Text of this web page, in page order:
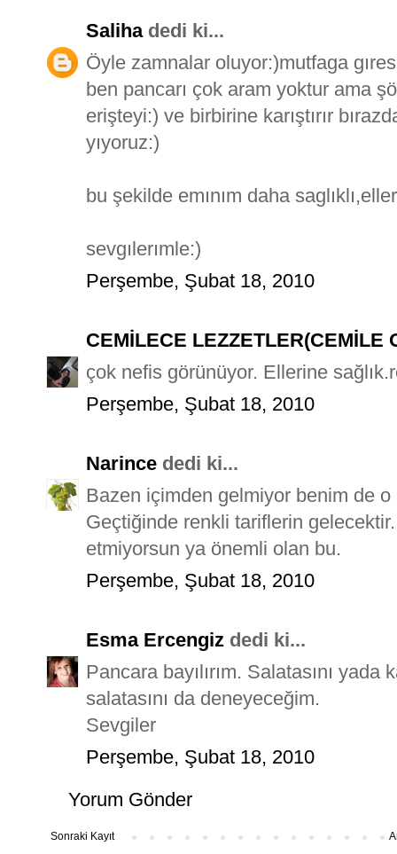
Salihadedi ki...
Öyle zamnalar oluyor:)mutfaga
ben pancarı çok aram yoktur ama
erişteyi:) ve birbirine karıştırır
yıyoruz:)
bu şekilde emınım daha
sevgılerımle:)
Perşembe, Şubat 18, 2010
CEMİLECE LEZZETLER(CEMİLE
çok nefis görünüyor. Ellerine
Perşembe, Şubat 18, 2010
Narince dedi ki...
Bazen içimden gelmiyor benim de
Geçtiğinde renkli tariflerin
etmiyorsun ya önemli olan bu.
Perşembe, Şubat 18, 2010
Esma Ercengiz dedi ki...
Pancara bayılırım. Salatasını yada
salatasını da deneyeceğim.
Sevgiler
Perşembe, Şubat 18, 2010
Yorum Gönder
Sonraki Kayıt